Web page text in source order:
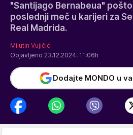
"Santijago Bernabeua"
poslednji meč u karijeri za
Real Madrida.
Milutin Vujičić
Objavljeno 23.12.2024. 11:06h
Dodajte MONDO u